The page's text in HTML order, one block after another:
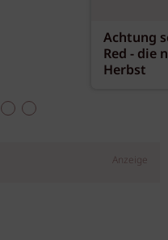
Achtung
Red - die
Herbst
Anzeige